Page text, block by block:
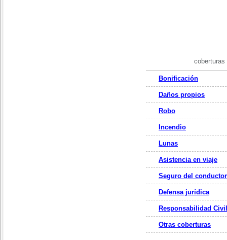
coberturas
Bonificación
Daños propios
Robo
Incendio
Lunas
Asistencia en viaje
Seguro del conductor
Defensa jurídica
Responsabilidad Civil
Otras coberturas